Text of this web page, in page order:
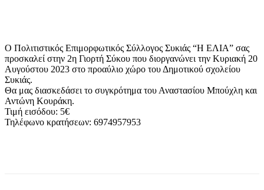
Ο Πολιτιστικός Επιμορφωτικός Σύλλογος Συκιάς “Η ΕΛΙΑ” σας
προσκαλεί στην 2η Γιορτή Σύκου που διοργανώνει την Κυριακή 20
Αυγούστου 2023 στο προαύλιο χώρο του Δημοτικού σχολείου
Συκιάς.
Θα μας διασκεδάσει το συγκρότημα του Αναστασίου Μπούχλη και
Αντώνη Κουράκη.
Τιμή εισόδου: 5€
Τηλέφωνο κρατήσεων: 6974957953